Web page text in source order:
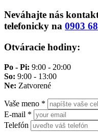
Neváhajte nás
telefonicky na 0903
Otváracie hodiny:
Po - Pi: 9:00 - 20:00
So: 9:00 - 13:00
Ne: Zatvorené
Vaše meno *
E-mail *
Telefón